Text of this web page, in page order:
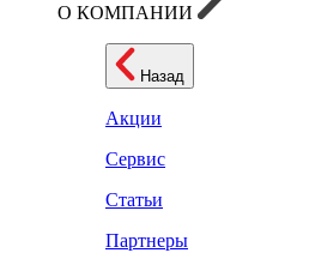
О КОМПАНИИ
Назад
Акции
Сервис
Статьи
Партнеры